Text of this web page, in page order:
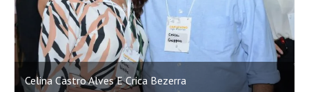
Celina Castro Alves E Crica Bezerra